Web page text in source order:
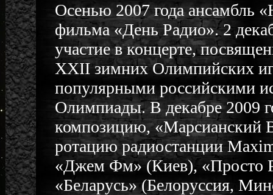
Осенью 2007 года ансамбль
фильма «День Радио». 2
участие в концерте,
XXII зимних Олимпийских
популярными российскими
Олимпиады. В декабре 2009
композицию, «Марсианский
ротацию радиостанции
«Джем Фм» (Киев), «Просто
«Беларусь» (Белоруссия,